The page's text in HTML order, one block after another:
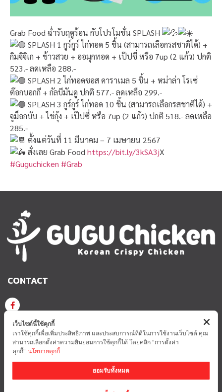
Grab Food ฉ่ำรับฤดูร้อน กับโปรโมชั่น SPLASH
SPLASH 1 กูร์กูร์ ไก่ทอด 5 ชิ้น (สามารถเลือกรสชาติได้) +
กิมจิจิเก + ข้าวสวย + ออมุกทอด + เป๊ปซี่ หรือ 7up (2 แก้ว) ปกติ
523.- ลดเหลือ 288.-
SPLASH 2 ไก่ทอดซอส คาราเมล 5 ชิ้น + หม่าล่า โรเซ่
ต๊อกบอกกี + กัลบีมันดู ปกติ 577.- ลดเหลือ 299.-
SPLASH 3 กูร์กูร์ ไก่ทอด 10 ชิ้น (สามารถเลือกรสชาติได้) +
จูม็อกบับ + ไข่กุ้ง + เป๊ปซี่ หรือ 7up (2 แก้ว) ปกติ 518.- ลดเหลือ
285.-
ตั้งแต่วันที่ 11 มีนาคม – 7 เมษายน 2567
สั่งเลย Grab Food https://bit.ly/3kSA3jX
#Guguchicken #Grab
CONTACT
GUGU CHICKEN KOREAN CRISPY CHICKEN
GUGUCHICKEN.OFFICIAL
เว็บไซต์นี้ใช้คุกกี้
เราใช้คุกกี้เพื่อเพิ่มประสิทธิภาพ และประสบการณ์ที่ดีในการใช้งานเว็บไซต์ คุณ
สามารถเลือกตั้งค่าความยินยอมการใช้คุกกี้ได้ โดยคลิก "การตั้งค่า
คุกกี้" นโยบายคุกกี้
ยอมรับทั้งหมด